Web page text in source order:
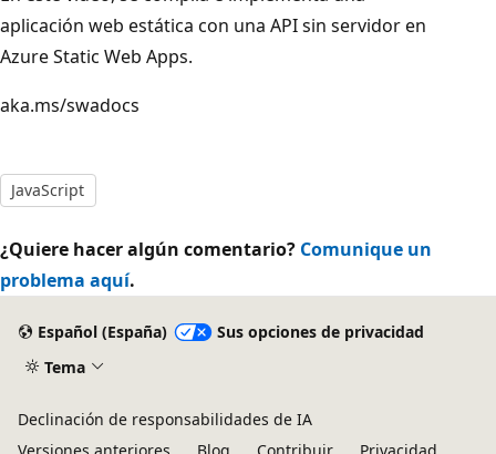
aplicación web estática con una API sin servidor en
Azure Static Web Apps.
aka.ms/swadocs
JavaScript
¿Quiere hacer algún comentario? Comunique un
problema aquí.
Español (España)
Sus opciones de privacidad
Tema
Declinación de responsabilidades de IA